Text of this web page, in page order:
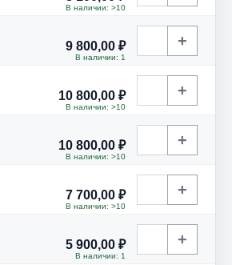
В наличии: >10
9 800,00 ₽
В наличии: 1
+
10 800,00 ₽
В наличии: >10
+
10 800,00 ₽
В наличии: >10
+
7 700,00 ₽
В наличии: >10
+
5 900,00 ₽
В наличии: 1
+